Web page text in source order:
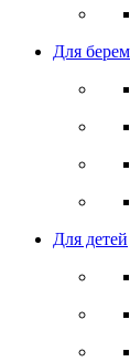
Для
Для детей